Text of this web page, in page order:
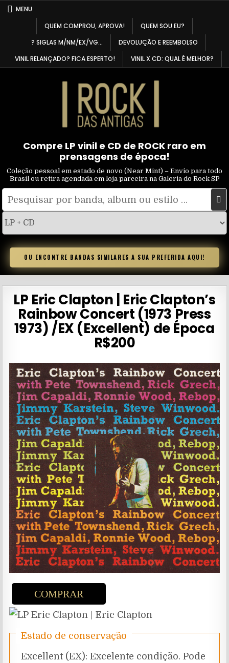
SkipMENU
QUEM COMPROU, APROVA!
QUEM SOU EU?
? SIGLAS M/NM/EX/VG…
DEVOLUÇÃO E REEMBOLSO
VINIL RELANÇADO? FICA ESPERTO!
VINIL X CD: QUAL É MELHOR?
Compre LP vinil e CD de ROCK raro em
prensagens de época!
Coleção pessoal em estado de novo (Near Mint) – Envio para todo
Brasil ou retira agendada em loja parceira na Galeria do Rock SP
Pesquisar
tipo
OU ENCONTRE BANDAS SIMILARES A SUA PREFERIDA AQUI!
LP Eric Clapton | Eric Clapton’s
Rainbow Concert (1973 Press
1973) /EX (Excellent) de Época
R$200
COMPRAR
Estado de conservação
Excellent (EX): Excelente condição. Pode